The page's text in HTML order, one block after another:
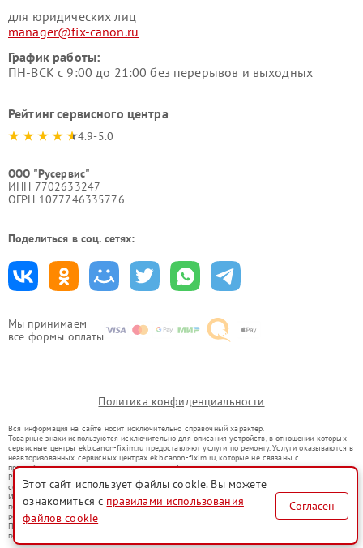
Мы принимаем
все формы оплаты
для юридических лиц
manager@fix-canon.ru
График работы:
ПН-ВСК с 9:00 до 21:00 без перерывов и выходных
Рейтинг сервисного центра
4.9-5.0
ООО "Русервис"
ИНН 7702633247
ОГРН 1077746335776
Поделиться в соц. сетях:
Политика конфиденциальности
Вся информация на сайте носит исключительно справочный характер.
Товарные знаки используются исключительно для описания устройств, в отношении которых
сервисные центры ekb.canon-fixim.ru предоставляют услуги по ремонту. Услуги оказываются в
неавторизованных сервисных центрах ekb.canon-fixim.ru, которые не связаны с
правообладателями товарных знаков или их официальными представителями.
Ремонт осуществляется для устройств, уже введенных в гражданский оборот в соответствии
со статьей 1487 ГК РФ.
Использование товарных знаков не преследует цели индивидуализации услуг или введения
потребителей в заблуждение, а служит для информирования о предоставляемых услугах по
ремонту техники указанных брендов.
Представленная на сайте информация не является публичной офертой, определяемой
положениями Статьи 437(2) Гражданского кодекса РФ
Этот сайт использует файлы cookie. Вы можете
ознакомиться с правилами использования
файлов cookie
Согласен